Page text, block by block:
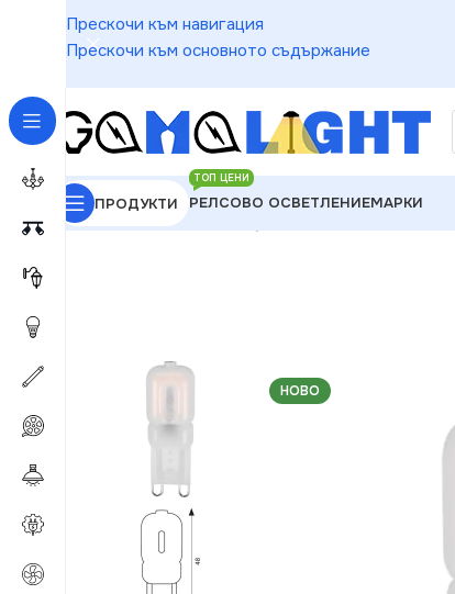
Прескочи към навигация
Прескочи към основното съдържание
ПРОДУКТИ РЕЛСОВО ОСВЕТЛЕНИЕ
ТОП ЦЕНИ
МАРКИ
GAMALIGHT»
НОВО